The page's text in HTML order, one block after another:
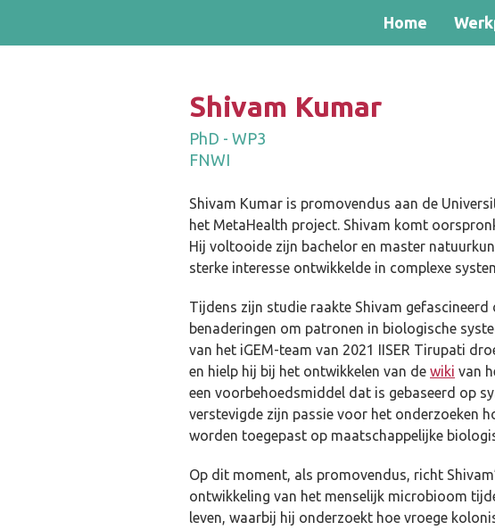
Home
Shivam Kumar
PhD - WP3
FNWI
Shivam Kumar is promovendus aan de
het MetaHealth project. Shivam komt
Hij voltooide zijn bachelor en master
sterke interesse ontwikkelde in complexe
Tijdens zijn studie raakte Shivam
benaderingen om patronen in biologische
van het iGEM-team van 2021 IISER Tirupati
en hielp hij bij het ontwikkelen van de wiki van
een voorbehoedsmiddel dat is gebaseerd op
verstevigde zijn passie voor het onderzoeken
worden toegepast op maatschappelijke
Op dit moment, als promovendus, richt
ontwikkeling van het menselijk microbioom
leven, waarbij hij onderzoekt hoe vroege